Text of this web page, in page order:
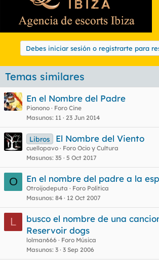
Debes iniciar sesión o registrarte para
Temas similares
En el Nombre del Padre
Pionono
Foro Cine
Masunos 11 23 Jun 2014
Libros El Nombre del Viento
cuellopavo
Foro Ocio y Cultura
Masunos 35 5 Oct 2017
O En el nombre del padre a la
Otroijodeputa
Foro Política
Masunos 84 12 Oct 2007
L
busco el nombre de una
Reservoir dogs
lolman666
Foro Música
Masunos 3 3 Sep 2006